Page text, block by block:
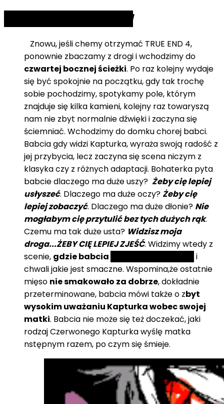
Znowu, jeśli chemy otrzymać TRUE END 4,
ponownie zbaczamy z drogi i wchodzimy do
czwartej bocznej ścieżki. Po raz kolejny wydaje
się być spokojnie na początku, gdy tak trochę
sobie pochodzimy, spotykamy pole, którym
znajduje się kilka kamieni, kolejny raz towaryszą
nam nie zbyt normalnie dźwięki i zaczyna się
ściemniać. Wchodzimy do domku chorej babci.
Babcia gdy widzi Kapturka, wyraża swoją radość z
jej przybycia, lecz zaczyna się scena niczym z
klasyka czy z różnych adaptacji. Bohaterka pyta
babcie dlaczego ma duże uszy? Żeby cię lepiej
usłyszeć. Dlaczego ma duże oczy? Żeby cię
lepiej zobaczyć. Dlaczego ma duże dłonie? Nie
mogłabym cię przytulić bez tych dużych rąk.
Czemu ma tak duże usta? Widzisz moja
droga...ŻEBY CIĘ LEPIEJ ZJEŚĆ. Widzimy wtedy z
scenie, gdzie babcia
i
chwali jakie jest smaczne. Wspomina,że ostatnie
mięso nie smakowało za dobrze, dokładnie
przeterminowane, babcia mówi także o zbyt
wysokim uważaniu Kapturka wobec swojej
matki. Babcia nie może się też doczekać, jaki
rodzaj Czerwonego Kapturka wyślę matka
nstępnym razem, po czym się śmieje.